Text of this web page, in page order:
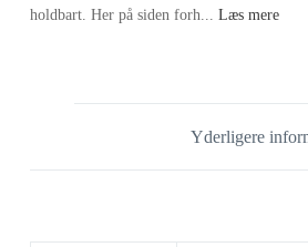
holdbart. Her på siden forh... Læs mere
Yderligere